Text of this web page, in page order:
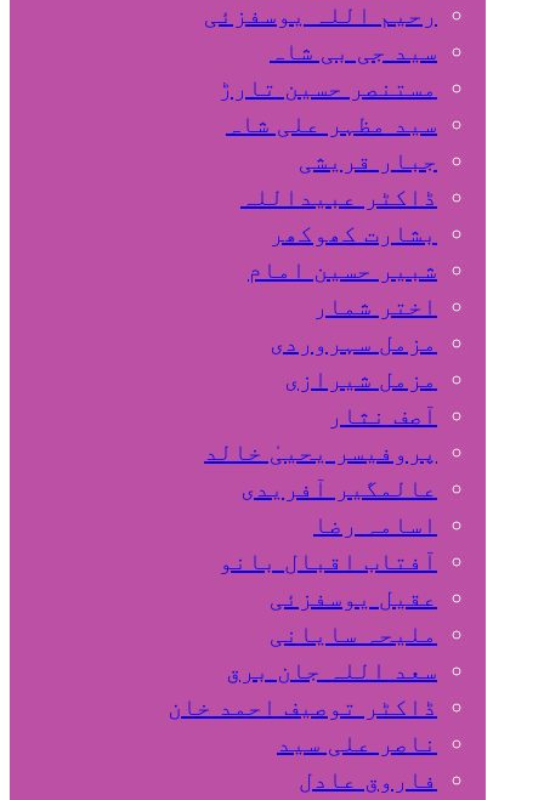
رحیم اللہ یوسفزئی
سید جی بی شاہ
مستنصر حسین تارڑ
سید مظہر علی شاہ
جبار قریشی
ڈاکٹر عبیداللہ
بشارت کھوکھر
شبیر حسین امام
اختر شمار
مزمل سہروردی
مزمل شیرازی
آصف نثار
پروفیسر یحییٰ خالد
عالمگیر آفریدی
اسامہ رضا
آفتاب اقبال بانو
عقیل یوسفزئی
ملیحہ سایانی
سعد اللہ جان برق
ڈاکٹر توصیف احمد خان
ناصر علی سید
فاروق عادل